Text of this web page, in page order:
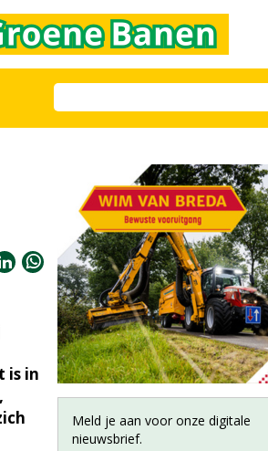
is in
Meld je aan voor onze digitale
nieuwsbrief.